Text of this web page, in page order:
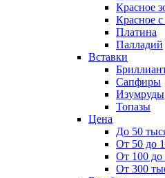
Красное
Красное
Платина
Палладий
Вставки
Сапфиры
Изумруды
Топазы
Цена
До 50
От 50 до
От 100 до
От 300